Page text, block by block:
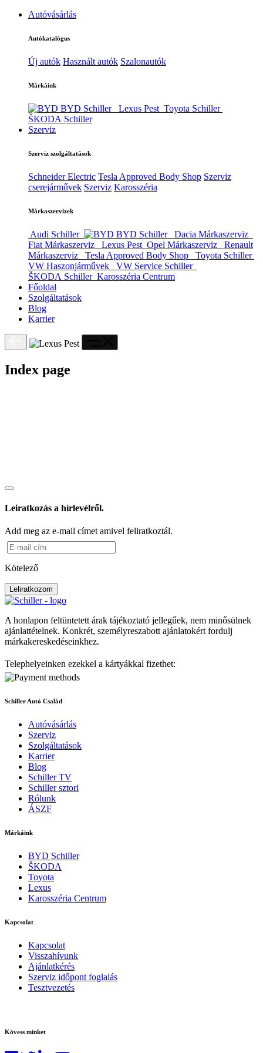
Autóvásárlás
Autókatalógus
Új autók Használt autók Szalonautók
Márkáink
BYD Schiller Lexus Pest Toyota Schiller
ŠKODA Schiller
Szerviz
Szerviz szolgáltatások
Schneider Electric Tesla Approved Body Shop Szerviz
cserejárművek Szerviz Karosszéria
Márkaszervizek
Audi Schiller BYD Schiller
Dacia Márkaszerviz
Fiat Márkaszerviz
Lexus Pest Opel Márkaszerviz
Renault
Márkaszerviz
Tesla Approved Body Shop
Toyota Schiller
VW Haszonjárművek
VW Service Schiller
ŠKODA Schiller Karosszéria Centrum
Főoldal
Szolgáltatások
Blog
Karrier
Index page
Leiratkozás a hírlevélről.
Add meg az e-mail címet amivel feliratkoztál.
Kötelező
Leliratkozom
A honlapon feltüntetett árak tájékoztató jellegűek, nem minősülnek
ajánlattételnek. Konkrét, személyreszabott ajánlatokért fordulj
márkakereskedéseinkhez.
Telephelyeinken ezekkel a kártyákkal fizethet:
Schiller Autó Család
Autóvásárlás
Szerviz
Szolgáltatások
Karrier
Blog
Schiller TV
Schiller sztori
Rólunk
ÁSZF
Márkáink
BYD Schiller
ŠKODA
Toyota
Lexus
Karosszéria Centrum
Kapcsolat
Kapcsolat
Visszahívunk
Ajánlatkérés
Szerviz időpont foglalás
Tesztvezetés
Kövess minket